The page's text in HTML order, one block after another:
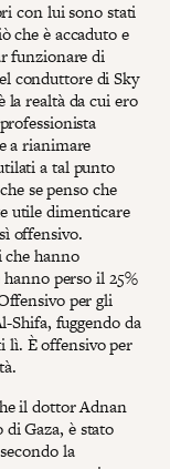
con lui sono stati
che è accaduto e
funzionare di
conduttore di Sky
la realtà da cui ero
a rianimare
a tal punto
se penso che
utile dimenticare
offensivo.
hanno
perso il 25%
per gli
Shifa, fuggendo da
lì. È offensivo per
il dottor Adnan
Gaza, è stato
la